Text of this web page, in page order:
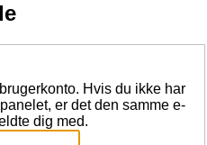
Hvis du ikke har
er det den samme e-
dig med.